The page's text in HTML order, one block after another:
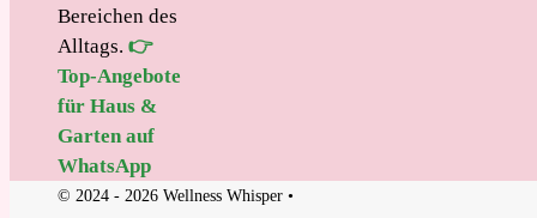
Bereichen des
Alltags. 👉
Top-Angebote
für Haus &
Garten auf
WhatsApp
© 2024 - 2026 Wellness Whisper •